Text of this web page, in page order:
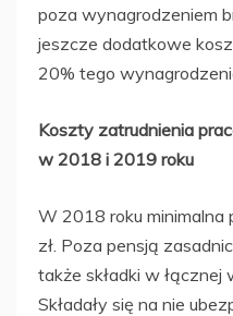
poza wynagrodzeniem
jeszcze dodatkowe
20% tego
Koszty zatrudnienia
w 2018 i 2019 roku
W 2018 roku minimalna
zł. Poza pensją
także składki w łącznej
Składały się na nie